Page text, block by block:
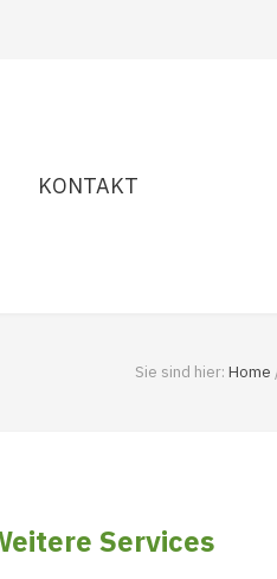
KONTAKT
Sie sind hier: Home
Services